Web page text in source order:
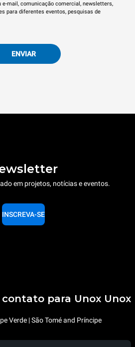
e-mail, comunicação comercial, newsletters,
para diferentes eventos, pesquisas de
ENVIAR
em projetos, notícias e eventos.
INSCREVA-SE
para Unox Unox
Verde | São Tomé and Príncipe